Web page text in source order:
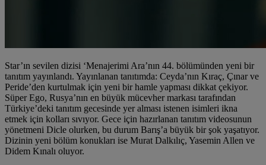
Star’ın sevilen dizisi ‘Menajerimi Ara’nın 44. bölümünden yeni bir
tanıtım yayınlandı. Yayınlanan tanıtımda: Ceyda’nın Kıraç, Çınar ve
Peride’den kurtulmak için yeni bir hamle yapması dikkat çekiyor.
Süper Ego, Rusya’nın en büyük mücevher markası tarafından
Türkiye’deki tanıtım gecesinde yer alması istenen isimleri ikna
etmek için kolları sıvıyor. Gece için hazırlanan tanıtım videosunun
yönetmeni Dicle olurken, bu durum Barış’a büyük bir şok yaşatıyor.
Dizinin yeni bölüm konukları ise Murat Dalkılıç, Yasemin Allen ve
Didem Kınalı oluyor.